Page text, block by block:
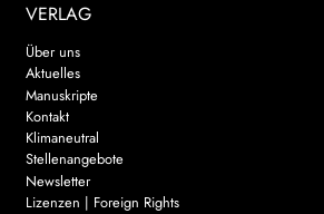
VERLAG
Über uns
Aktuelles
Manuskripte
Kontakt
Klimaneutral
Stellenangebote
Newsletter
Lizenzen | Foreign Rights